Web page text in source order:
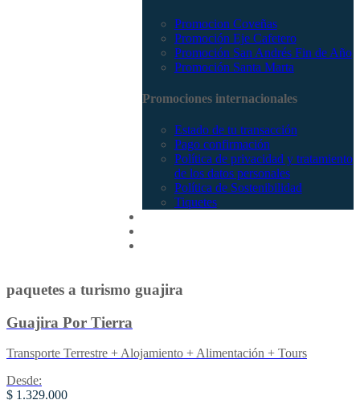
Promocion Coveñas
Promoción Eje Cafetero
Promoción San Andrés Fin de Año
Promoción Santa Marta
Promociones internacionales
Estado de tu transacción
Pago confirmación
Política de privacidad y tratamiento
de los datos personales
Política de Sostenibilidad
Tiquetes
paquetes a turismo guajira
Guajira Por Tierra
Transporte Terrestre + Alojamiento + Alimentación + Tours
Desde:
$ 1.329.000